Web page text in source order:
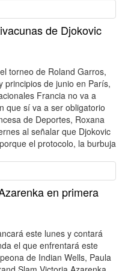
de Djokovic
torneo de Roland Garros,
principios de junio en París,
Francia no va a
que sí va a ser obligatorio
de Deportes, Roxana
al señalar que Djokovic
el protocolo, la burbuja
en primera
este lunes y contará
el que enfrentará este
de Indian Wells, Paula